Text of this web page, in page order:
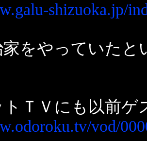
shizuoka.jp/
をやっていたと
ＴＶにも以前ゲ
vod/